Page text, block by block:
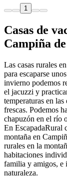
1
Casas de
Campiña
Las casas rurales
para escaparse
invierno podemos
el jacuzzi y
temperaturas en
frescas. Podemos
chapuzón en el río
En EscapadaRural
montaña en
rurales en la
habitaciones
familia y amigos, e
naturaleza.